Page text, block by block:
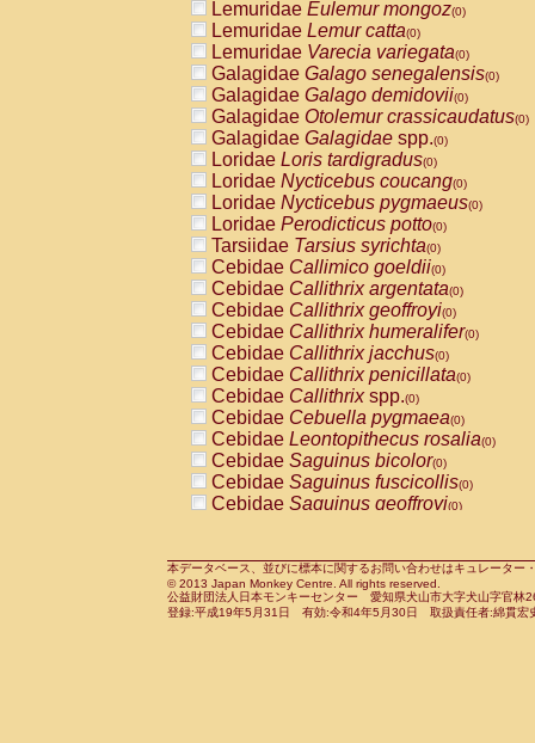
AtelidaeAlouatta fusca(0)
AtelidaeAlouatta seniculus
AtelidaeAlouattaspp.(0)
AtelidaeAteles belzebuth(0)
AtelidaeAteles geoffroyi(0)
AtelidaeAteles paniscus(0)
AtelidaeAtelesspp.(0)
Atelidae Lagothrix lagothricha
AtelidaeLagothrix lagothricha cana
PitheciidaeCacajao calvus
PitheciidaeCallicebus cupreus
PitheciidaeCallicebus donacophilus
PitheciidaeCallicebus moloch
PitheciidaeCallicebus torquatus
PitheciidaeCallicebusspp.(0)
PitheciidaeChiropotes satanas(0)
PitheciidaePithecia monachus
PitheciidaePithecia pithecia(0)
CercopithecidaeCercocebus agilis
CercopithecidaeCercocebus
CercopithecidaeCercocebus
CercopithecidaeCercocebus
CercopithecidaeCercocebus
CercopithecidaeCercocebushybrid
CercopithecidaePapio anubis(0)
CercopithecidaePapio cynocephalus
CercopithecidaePapio hamadryas(0)
Lemuridae Eulemur mongoz(0)
Lemuridae Lemur catta(0)
Lemuridae Varecia variegata(0)
Galagidae Galago senegalensis(0)
Galagidae Galago demidovii(0)
Galagidae Otolemur crassicaudatus(0)
Galagidae Galagidae spp.(0)
Loridae Loris tardigradus(0)
Loridae Nycticebus coucang(0)
Loridae Nycticebus pygmaeus(0)
Loridae Perodicticus potto(0)
Tarsiidae Tarsius syrichta(0)
Cebidae Callimico goeldii(0)
Cebidae Callithrix argentata(0)
Cebidae Callithrix geoffroyi(0)
Cebidae Callithrix humeralifer(0)
Cebidae Callithrix jacchus(0)
Cebidae Callithrix penicillata(0)
Cebidae Callithrixspp.(0)
Cebidae Cebuella pygmaea(0)
Cebidae Leontopithecus rosalia(0)
Cebidae Saguinus bicolor(0)
Cebidae Saguinus fuscicollis(0)
Cebidae Saguinus geoffroyi(0)
CebidaeSaguinus leucopus(0)
CebidaeSaguinus midas(0)
Cebidae Saguinus mystax(0)
本データベース、並びに標本に関するお問い合わせはキュレータ
© 2013 Japan Monkey Centre. All rights reserved.
公益財団法人日本モンキーセンター 愛知県犬山市大字犬山字官
登録:平成19年5月31日 有効:令和4年5月30日 取扱責任者:綿貫宏